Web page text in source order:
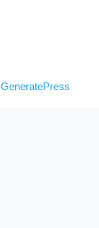
GeneratePress